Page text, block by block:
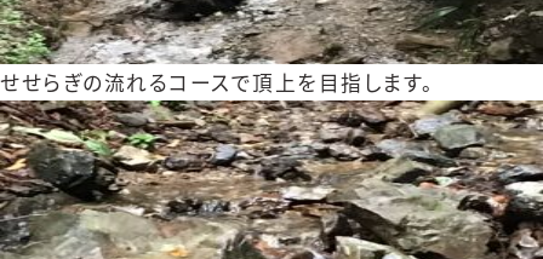
せせらぎの流れるコースで頂上を目指します。